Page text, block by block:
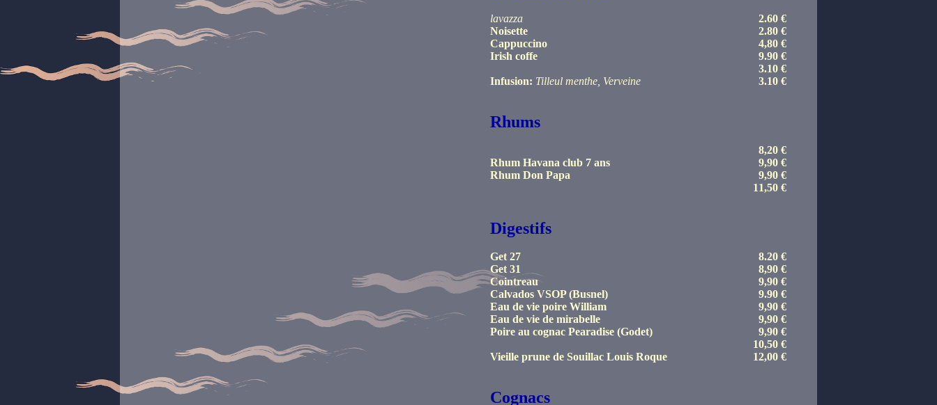
lavazza
2.60 €
Noisette
2.80 €
Cappuccino
4,80 €
Irish coffe
9.90 €
3.10 €
Infusion: Tilleul menthe, Verveine 3.10 €
Rhums
8,20 €
Rhum Havana club 7 ans
9,90 €
Rhum Don Papa
9,90 €
11,50 €
Digestifs
Get 27
8.20 €
Get 31
8,90 €
Cointreau
9,90 €
Calvados VSOP (Busnel)
9.90 €
Eau de vie poire William
9,90 €
Eau de vie de mirabelle
9,90 €
Poire au cognac Pearadise (Godet)
9,90 €
10,50 €
Vieille prune de Souillac Louis Roque
12,00 €
Cognacs